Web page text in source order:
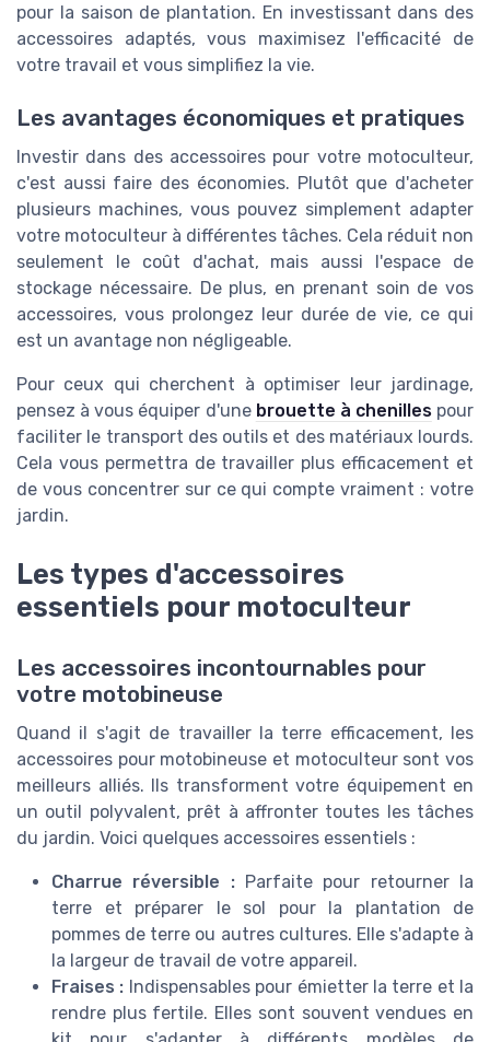
pour la saison de plantation. En investissant dans des
accessoires adaptés, vous maximisez l'efficacité de
votre travail et vous simplifiez la vie.
Les avantages économiques et pratiques
Investir dans des accessoires pour votre motoculteur,
c'est aussi faire des économies. Plutôt que d'acheter
plusieurs machines, vous pouvez simplement adapter
votre motoculteur à différentes tâches. Cela réduit non
seulement le coût d'achat, mais aussi l'espace de
stockage nécessaire. De plus, en prenant soin de vos
accessoires, vous prolongez leur durée de vie, ce qui
est un avantage non négligeable.
Pour ceux qui cherchent à optimiser leur jardinage,
pensez à vous équiper d'une brouette à chenillespour
faciliter le transport des outils et des matériaux lourds.
Cela vous permettra de travailler plus efficacement et
de vous concentrer sur ce qui compte vraiment : votre
jardin.
Les types d'accessoires
essentiels pour motoculteur
Les accessoires incontournables pour
votre motobineuse
Quand il s'agit de travailler la terre efficacement, les
accessoires pour motobineuse et motoculteur sont vos
meilleurs alliés. Ils transforment votre équipement en
un outil polyvalent, prêt à affronter toutes les tâches
du jardin. Voici quelques accessoires essentiels :
Charrue réversible :Parfaite pour retourner la
terre et préparer le sol pour la plantation de
pommes de terre ou autres cultures. Elle s'adapte à
la largeur de travail de votre appareil.
Fraises : Indispensables pour émietter la terre et la
rendre plus fertile. Elles sont souvent vendues en